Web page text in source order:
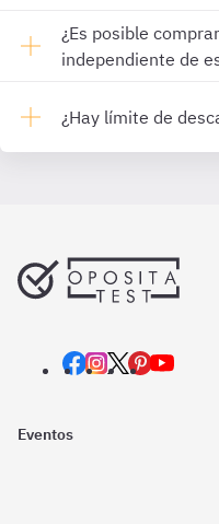
¿Es posible
independiente de
¿Hay límite de
Eventos